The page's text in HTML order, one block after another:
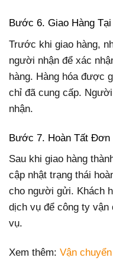
Bước 6. Giao Hàng
Trước khi giao hàng,
người nhận để xác
hàng. Hàng hóa được
chỉ đã cung cấp.
nhận.
Bước 7. Hoàn Tất Đơn
Sau khi giao hàng
cập nhật trạng thái
cho người gửi. Khách
dịch vụ để công ty
vụ.
Xem thêm: Vận